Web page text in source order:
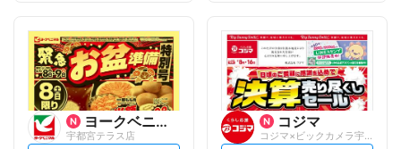
l
o
w
l
o
w
ヨークベニマル
宇都宮テラス店
コジマ